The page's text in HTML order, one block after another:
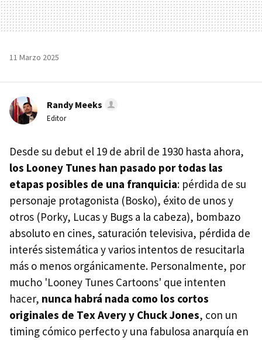
11 Marzo 2025
Randy Meeks
Editor
Desde su debut el 19 de abril de 1930 hasta ahora,
los Looney Tunes han pasado por todas las
etapas posibles de una franquicia: pérdida de su
personaje protagonista (Bosko), éxito de unos y
otros (Porky, Lucas y Bugs a la cabeza), bombazo
absoluto en cines, saturación televisiva, pérdida de
interés sistemática y varios intentos de resucitarla
más o menos orgánicamente. Personalmente, por
mucho 'Looney Tunes Cartoons' que intenten
hacer, nunca habrá nada como los cortos
originales de Tex Avery y Chuck Jones, con un
timing cómico perfecto y una fabulosa anarquía en